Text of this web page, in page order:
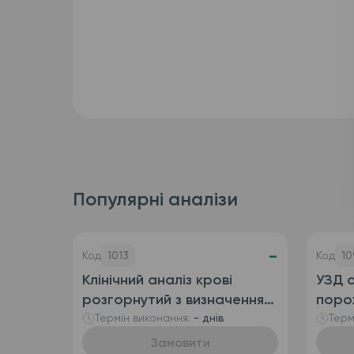
Популярні аналізи
Код 1013 -
Клінічний аналіз крові
розгорнутий з визначенням
ретикулоцитів
(автоматизований + ручна
Термін виконання: - днів
Замовити
Код
УЗД